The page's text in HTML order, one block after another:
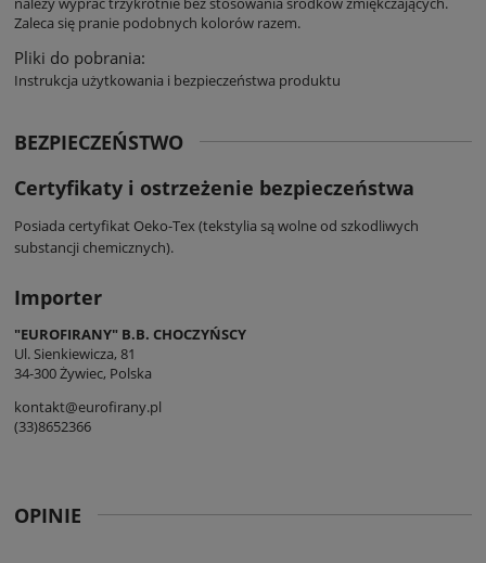
Zaleca się pranie podobnych kolorów razem.
Pliki do pobrania:
Instrukcja użytkowania i bezpieczeństwa produktu
BEZPIECZEŃSTWO
Certyfikaty i ostrzeżenie bezpieczeństwa
Posiada certyfikat Oeko-Tex (tekstylia są wolne od szkodliwych
substancji chemicznych).
Importer
"EUROFIRANY" B.B. CHOCZYŃSCY
Ul. Sienkiewicza, 81
34-300 Żywiec, Polska
kontakt@eurofirany.pl
(33)8652366
OPINIE